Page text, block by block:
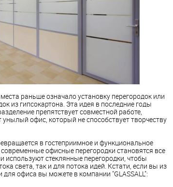
раньше означало установку перегородок или
из гипсокартона. Эта идея в последние годы
препятствует совместной работе,
унылый офис, который не способствует творчеству
в гостеприимное и функциональное
офисные перегородки становятся все
стеклянные перегородки, чтобы
света, так и для потока идей. Кстати, если вы из
офиса вы можете в компании "GLASSALL":